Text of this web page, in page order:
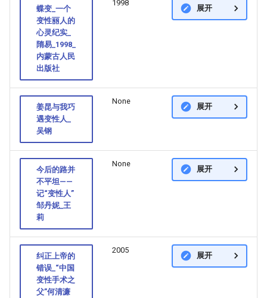
蝶变_一个
变性丽人的
心灵纪实_
隋易_1998_
内蒙古人民
出版社
1998
展开
姜昆与我巧
遇变性人_
吴钢
None
展开
今后的路并
不平坦——
记“变性人”
邹丹妮_王
莉
None
展开
纠正上帝的
错误_“中国
变性手术之
父”何清濂
2005
展开